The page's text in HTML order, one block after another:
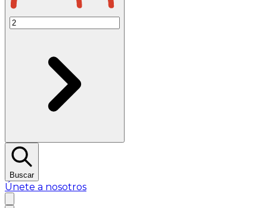
Buscar
Únete a nosotros